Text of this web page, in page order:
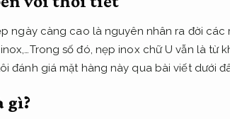
ngày càng cao là nguyên nhân ra đời
số đó, nẹp inox chữ U vẫn là
đánh giá mặt hàng này qua bài viết dưới
gì?